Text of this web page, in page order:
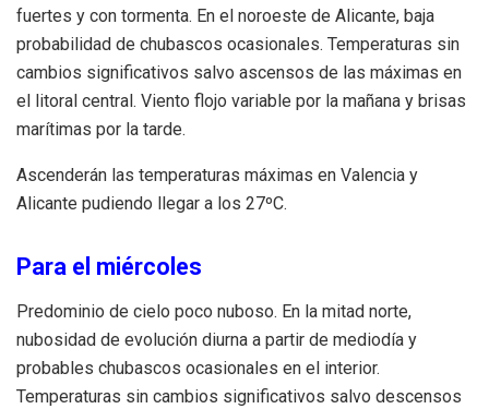
fuertes y con tormenta. En el noroeste de Alicante, baja
probabilidad de chubascos ocasionales. Temperaturas sin
cambios significativos salvo ascensos de las máximas en
el litoral central. Viento flojo variable por la mañana y brisas
marítimas por la tarde.
Ascenderán las temperaturas máximas en Valencia y
Alicante pudiendo llegar a los 27ºC.
Para el miércoles
Predominio de cielo poco nuboso. En la mitad norte,
nubosidad de evolución diurna a partir de mediodía y
probables chubascos ocasionales en el interior.
Temperaturas sin cambios significativos salvo descensos